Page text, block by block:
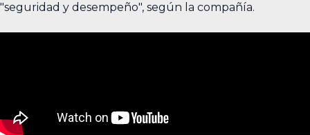
"seguridad y desempeño", según la compañía.